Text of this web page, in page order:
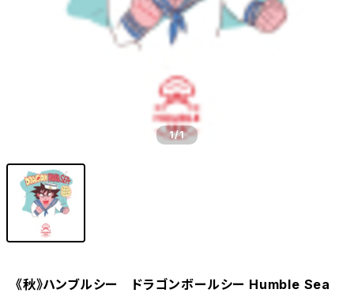
1/1
《秋》ハンブルシー ドラゴンボールシー Humble Sea